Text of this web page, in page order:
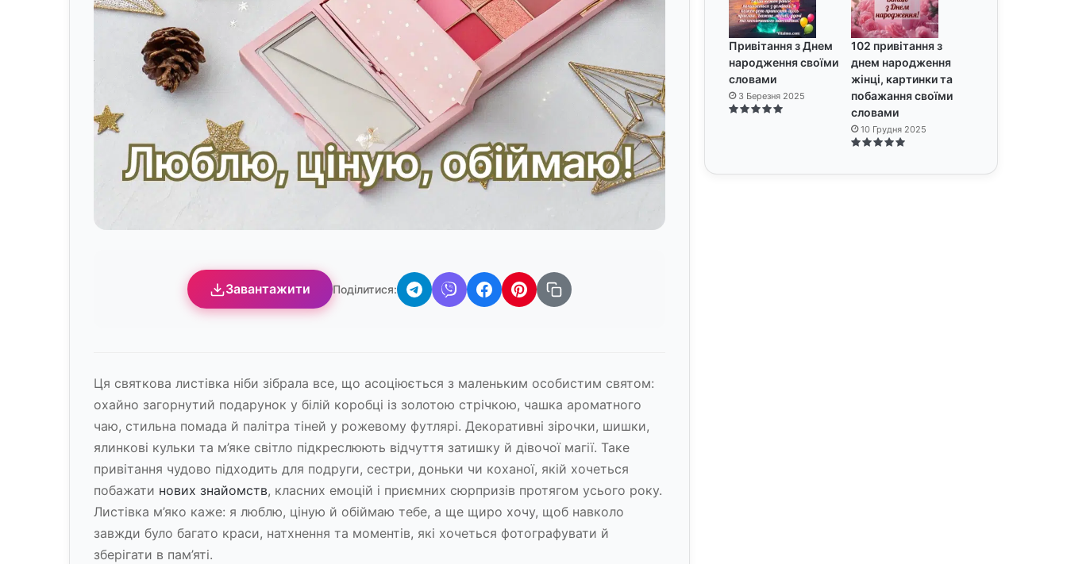
Завантажити Поділитися:
Ця святкова листівка ніби зібрала все, що асоціюється з маленьким особистим святом:
охайно загорнутий подарунок у білій коробці із золотою стрічкою, чашка ароматного
чаю, стильна помада й палітра тіней у рожевому футлярі. Декоративні зірочки, шишки,
ялинкові кульки та м’яке світло підкреслюють відчуття затишку й дівочої магії. Таке
привітання чудово підходить для подруги, сестри, доньки чи коханої, якій хочеться
побажати нових знайомств, класних емоцій і приємних сюрпризів протягом усього року.
Листівка м’яко каже: я люблю, ціную й обіймаю тебе, а ще щиро хочу, щоб навколо
завжди було багато краси, натхнення та моментів, які хочеться фотографувати й
зберігати в пам’яті.
Привітання з Днем
народження своїми
словами
3 Березня 2025
102 привітання з
днем народження
жінці, картинки та
побажання своїми
словами
10 Грудня 2025